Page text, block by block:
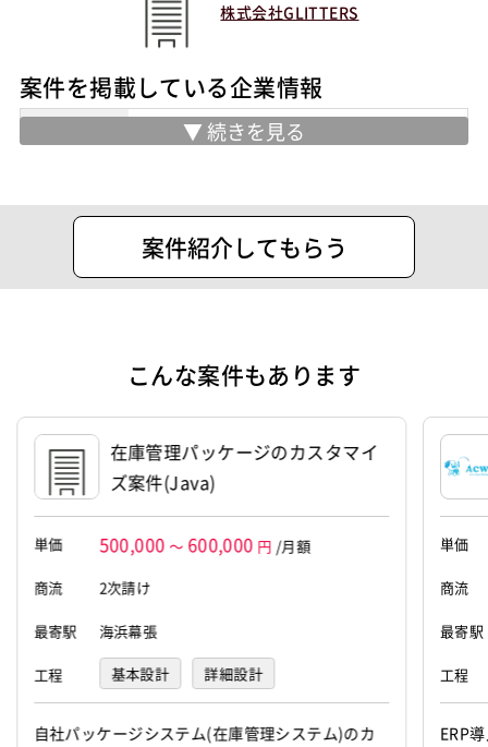
株式会社GLITTERS
案件を掲載している企業情報
・SES事業
・WEBサイトの企画、制作、開発、運用
品川区上大崎2-15-19 ＭＧ目黒駅前
見條 陽亮
案件紹介してもらう
こんな案件もあります
在庫管理パッケージのカスタマイ
ズ案件(Java)
単価 500,000 ～ 600,000 円 /月額
商流
2次請け
最寄駅 海浜幕張
工程 基本設計 詳細設計
自社パッケージシステム(在庫管理システム)のカ
単価
商流
最寄駅
工程
ERP